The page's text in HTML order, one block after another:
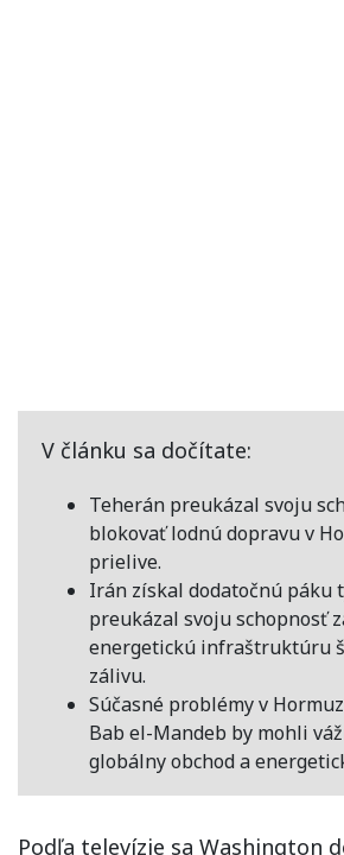
V článku sa dočítate:
Teherán preukázal svoju
blokovať lodnú dopravu v
prielive.
Irán získal dodatočnú páku
preukázal svoju schopnosť
energetickú infraštruktúru
zálivu.
Súčasné problémy v
Bab el-Mandeb by mohli
globálny obchod a
Podľa televízie sa Washington